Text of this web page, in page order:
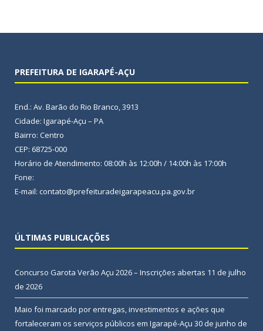
PREFEITURA DE IGARAPÉ-AÇU
End.: Av. Barão do Rio Branco, 3913
Cidade: Igarapé-Açu – PA
Bairro: Centro
CEP: 68725-000
Horário de Atendimento: 08:00h às 12:00h / 14:00h às 17:00h
Fone:
E-mail: contato@prefeituradeigarapeacu.pa.gov.br
ÚLTIMAS PUBLICAÇÕES
Concurso Garota Verão Açu 2026 – Inscrições abertas 11 de julho
de 2026
Maio foi marcado por entregas, investimentos e ações que
fortaleceram os serviços públicos em Igarapé-Açu 30 de junho de